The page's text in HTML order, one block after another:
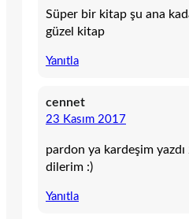
Süper bir kitap şu ana
güzel kitap
Yanıtla
cennet
23 Kasım 2017
pardon ya kardeşim yazdı
dilerim :)
Yanıtla